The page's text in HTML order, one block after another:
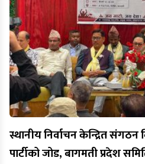
स्थानीय निर्वाचन केन्द्रित संगठन
पार्टीको जोड, बागमती प्रदेश